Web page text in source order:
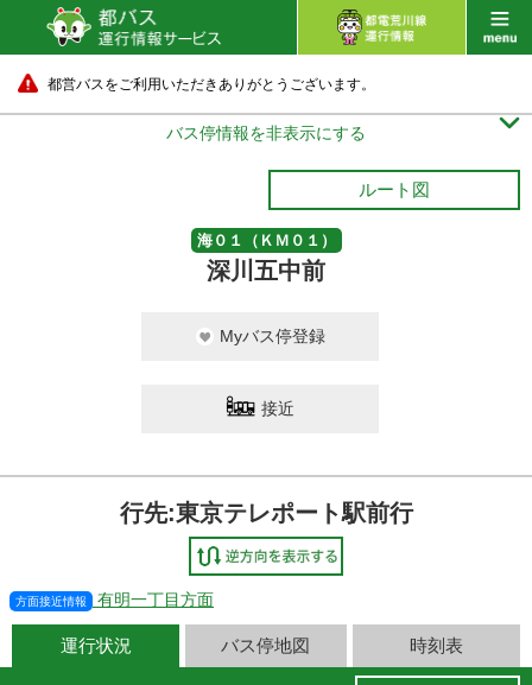
都営バスをご利用いただきありがとうございます。
バス停情報を非表示にする 
ルート図
海０１（ＫＭ０１）
深川五中前
Myバス停登録
接近
行先:東京テレポート駅前行
方面接近情報 有明一丁目方面
運行状況 バス停地図 時刻表